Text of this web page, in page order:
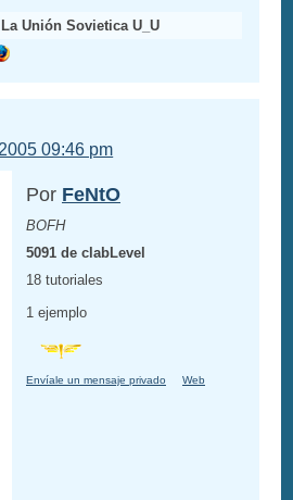
La Unión Sovietica U_U
09:46 pm
Por FeNtO
BOFH
5091 de clabLevel
18 tutoriales
1 ejemplo
Envíale un mensaje privado Web